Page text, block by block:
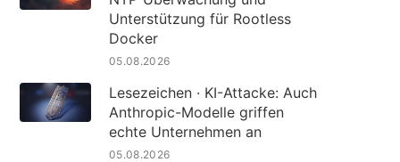
Unterstützung für Rootless
Docker
05.08.2026
Lesezeichen · KI-Attacke: Auch
Anthropic-Modelle griffen
echte Unternehmen an
05.08.2026